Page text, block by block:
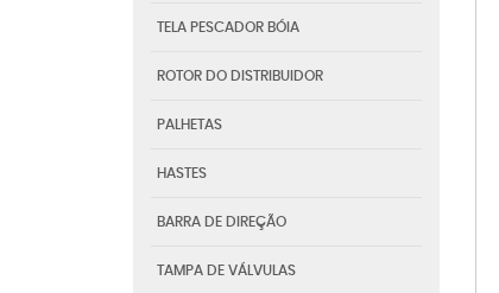
TELA PESCADOR BÓIA
ROTOR DO DISTRIBUIDOR
PALHETAS
HASTES
BARRA DE DIREÇÃO
TAMPA DE VÁLVULAS